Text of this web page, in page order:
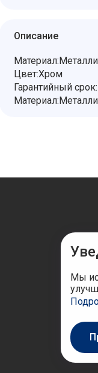
Описание
Цвет:Хром
Гарантийный
Мы